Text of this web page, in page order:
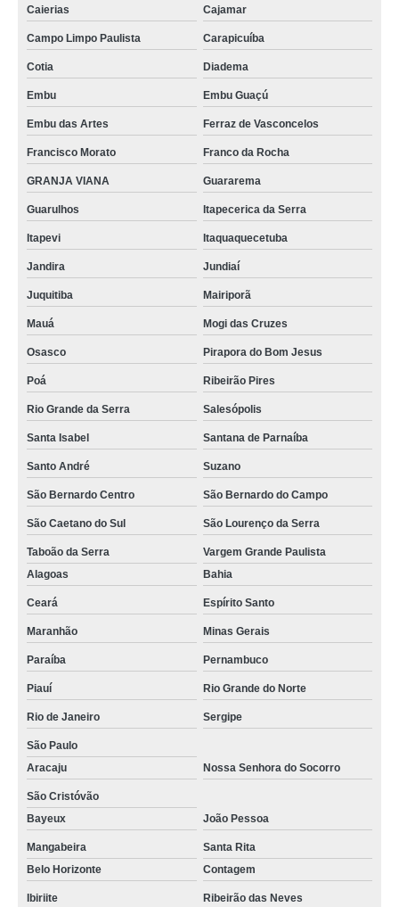
Caierias Cajamar
Campo Limpo Paulista Carapicuíba
Cotia Diadema
Embu Embu Guaçú
Embu das Artes Ferraz de Vasconcelos
Francisco Morato Franco da Rocha
GRANJA VIANA Guararema
Guarulhos Itapecerica da Serra
Itapevi Itaquaquecetuba
Jandira Jundiaí
Juquitiba Mairiporã
Mauá Mogi das Cruzes
Osasco Pirapora do Bom Jesus
Poá Ribeirão Pires
Rio Grande da Serra Salesópolis
Santa Isabel Santana de Parnaíba
Santo André Suzano
São Bernardo Centro São Bernardo do Campo
São Caetano do Sul São Lourenço da Serra
Taboão da Serra
Vargem Grande Paulista
Alagoas
Bahia
Ceará Espírito Santo
Maranhão Minas Gerais
Paraíba Pernambuco
Piauí Rio Grande do Norte
Rio de Janeiro Sergipe
São Paulo
Aracaju
Nossa Senhora do Socorro
São Cristóvão
Bayeux
João Pessoa
Mangabeira
Santa Rita
Belo Horizonte
Contagem
Ibiriite Ribeirão das Neves